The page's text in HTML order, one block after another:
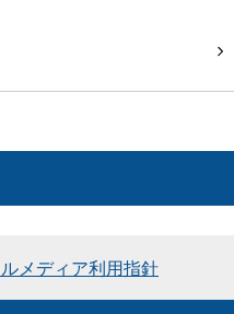
メディア利用指針